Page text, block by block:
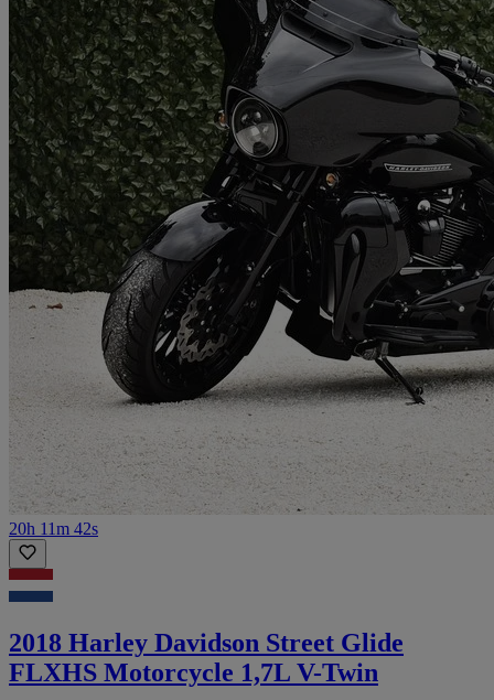
20h 11m 42s
2018 Harley Davidson Street Glide
FLXHS Motorcycle 1,7L V-Twin